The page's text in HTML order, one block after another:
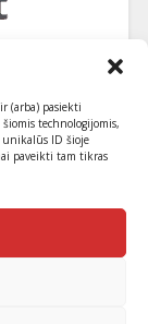
(arba) pasiekti
technologijomis,
unikalūs ID šioje
paveikti tam tikras